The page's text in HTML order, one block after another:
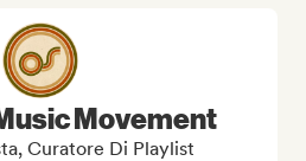
Movement
Curatore Di Playlist